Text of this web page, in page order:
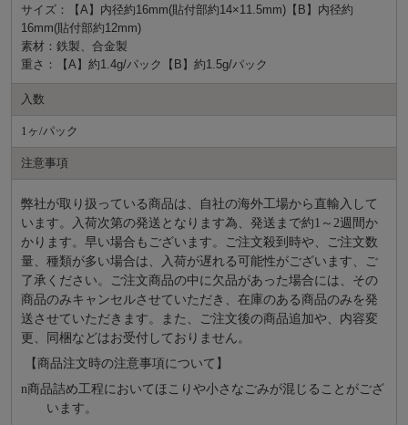
サイズ：【A】内径約16mm(貼付部約14×11.5mm)【B】内径約
16mm(貼付部約12mm)
素材：鉄製、合金製
重さ：【A】約1.4g/パック【B】約1.5g/パック
入数
1ヶ/パック
注意事項
弊社が取り扱っている商品は、自社の海外工場から直輸入して
います。入荷次第の発送となります為、発送まで約1～2週間か
かります。早い場合もございます。ご注文殺到時や、ご注文数
量、種類が多い場合は、入荷が遅れる可能性がございます、ご
了承ください。ご注文商品の中に欠品があった場合には、その
商品のみキャンセルさせていただき、在庫のある商品のみを発
送させていただきます。また、ご注文後の商品追加や、内容変
更、同梱などはお受付しておりません。
【商品注文時の注意事項について】
n商品詰め⼯程においてほこりや⼩さなごみが混じることがござ
います。